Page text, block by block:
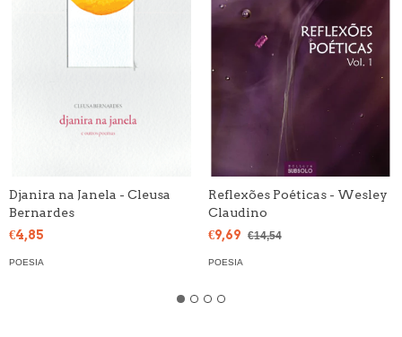
Djanira na Janela - Cleusa
Bernardes
€4,85
POESIA
Reflexões Poéticas - Wesley
Claudino
€9,69 €14,54
POESIA